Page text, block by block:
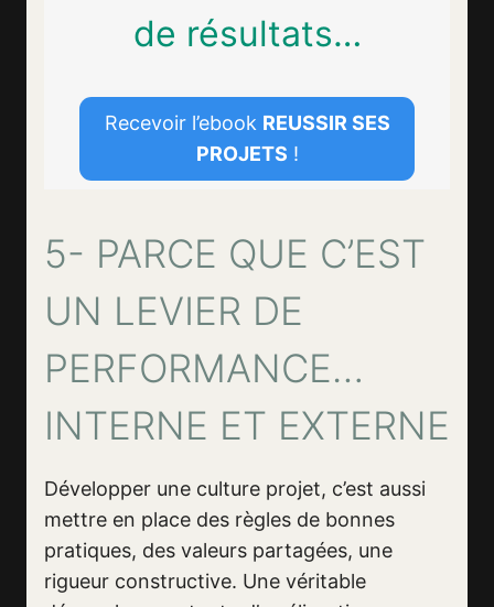
de résultats…
Recevoir l’ebook REUSSIR SES
PROJETS !
5- PARCE QUE C’EST
UN LEVIER DE
PERFORMANCE…
INTERNE ET EXTERNE
Développer une culture projet, c’est aussi
mettre en place des règles de bonnes
pratiques, des valeurs partagées, une
rigueur constructive. Une véritable